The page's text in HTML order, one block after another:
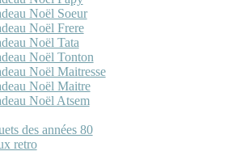
Noël Soeur
Noël Frere
Noël Tata
Noël Tonton
Noël Maitresse
Noël Maitre
Noël Atsem
des années 80
retro